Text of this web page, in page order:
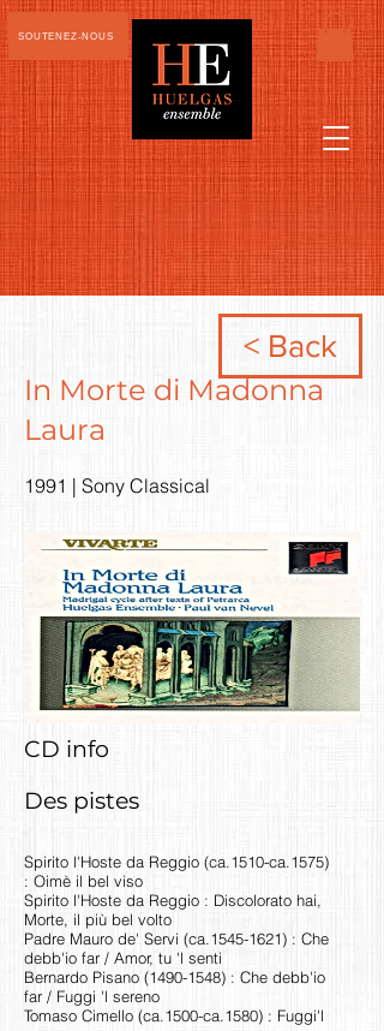
SOUTENEZ-NOUS
< Back
In Morte di Madonna
Laura
1991 | Sony Classical
CD info
Des pistes
Spirito l'Hoste da Reggio (ca.1510-ca.1575)
: Oimè il bel viso
Spirito l'Hoste da Reggio : Discolorato hai,
Morte, il più bel volto
Padre Mauro de' Servi (ca.1545-1621) : Che
debb'io far / Amor, tu 'l senti
Bernardo Pisano (1490-1548) : Che debb'io
far / Fuggi 'l sereno
Tomaso Cimello (ca.1500-ca.1580) : Fuggi'l